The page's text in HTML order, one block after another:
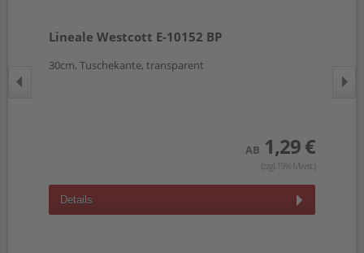
Lineale Westcott E-10152 BP
30cm, Tuschekante, transparent
AB 1,29 €
(zzgl.19% Mwst.)
Details